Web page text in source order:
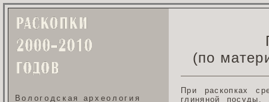
Вологодская археология
(по
При раскопках
глиняной